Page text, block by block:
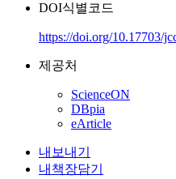
DOI식별코드
https://doi.org/10.17703/
제공처
ScienceON
DBpia
eArticle
내보내기
내책장담기